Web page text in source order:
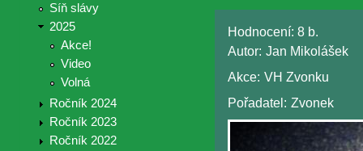
Síň slávy
2025
Akce!
Video
Volná
Ročník 2024
Ročník 2023
Ročník 2022
Hodnocení: 8 b.
Autor: Jan Mikolášek
Akce: VH Zvonku
Pořadatel: Zvonek